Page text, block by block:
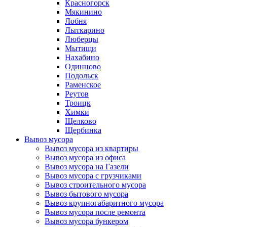
Красногорск
Мякинино
Лобня
Лыткарино
Люберцы
Мытищи
Нахабино
Одинцово
Подольск
Раменское
Реутов
Троицк
Химки
Щелково
Щербинка
Вывоз мусора
Вывоз мусора из квартиры
Вывоз мусора из офиса
Вывоз мусора на Газели
Вывоз мусора с грузчиками
Вывоз строительного мусора
Вывоз бытового мусора
Вывоз крупногабаритного мусора
Вывоз мусора после ремонта
Вывоз мусора бункером